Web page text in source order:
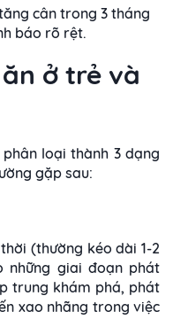
cân trong 3 tháng
báo rõ rệt.
ở trẻ và
loại thành 3 dạng
gặp sau:
(thường kéo dài 1-2
những giai đoạn phát
trung khám phá, phát
xao nhãng trong việc